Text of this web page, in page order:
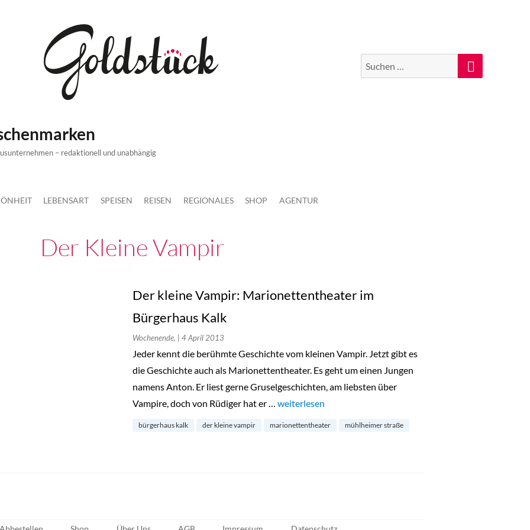
Suche
nach:
Suchen
– redaktionell und unabhängig
LEBENSART SPEISEN REISEN REGIONALES SHOP AGENTUR
Der Kleine Vampir
Der kleine Vampir: Marionettentheater im
Bürgerhaus Kalk
Wochenende, | 4 April 2013
Jeder kennt die berühmte Geschichte vom kleinen Vampir. Jetzt gibt es
die Geschichte auch als Marionettentheater. Es geht um einen Jungen
namens Anton. Er liest gerne Gruselgeschichten, am liebsten über
Vampire, doch von Rüdiger hat er … „Der kleine Vampir: Marionettentheater im Bürgerhaus Kalk“
weiterlesen
bürgerhaus kalk der kleine vampir marionettentheater mühlheimer straße